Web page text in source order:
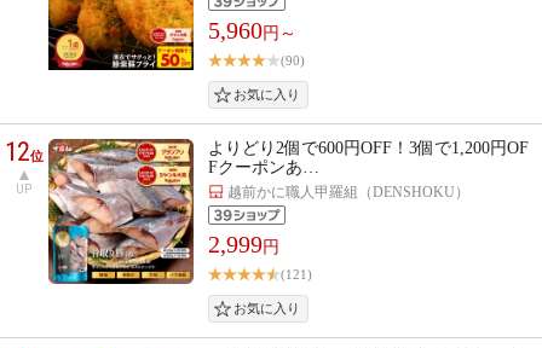
5,960円～
(90)
12位
UP
よりどり2個で600円OFF！3個で1,200円OF
Fクーポンあ…
越前かに職人甲羅組（DENSHOKU）
2,999円
(121)